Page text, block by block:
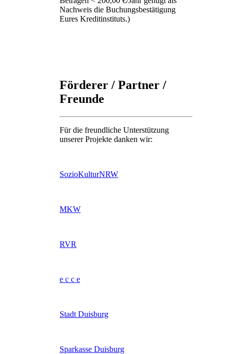
Nachweis die Buchungsbestätigung
Eures Kreditinstituts.)
Förderer / Partner /
Freunde
Für die freundliche Unterstützung
unserer Projekte danken wir:
SozioKulturNRW
MKW
RVR
e c c e
Stadt Duisburg
Sparkasse Duisburg